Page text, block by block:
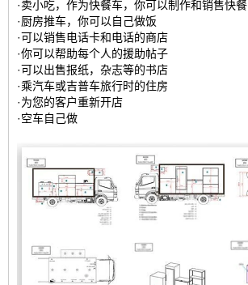
·卖小吃，作为快餐车，你可以制作和销售快餐
·厨房推车，你可以自己做饭
·可以销售电话卡和电话的商店
·你可以帮助每个人的援助帖子
·可以出售报纸，杂志等的书店
·乘汽车或吉普车旅行时的住房
·为您的客户重新开店
·空车自己做